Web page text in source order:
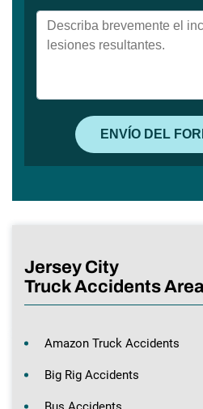
Jersey City
Truck Accidents
Amazon Truck Accidents
Big Rig Accidents